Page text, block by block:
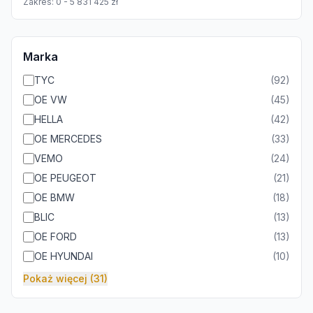
Marka
TYC (92)
OE VW
(45)
HELLA
(42)
OE MERCEDES
(33)
VEMO
(24)
OE PEUGEOT
(21)
OE BMW
(18)
BLIC
(13)
OE FORD
(13)
OE HYUNDAI
(10)
Pokaż więcej (31)